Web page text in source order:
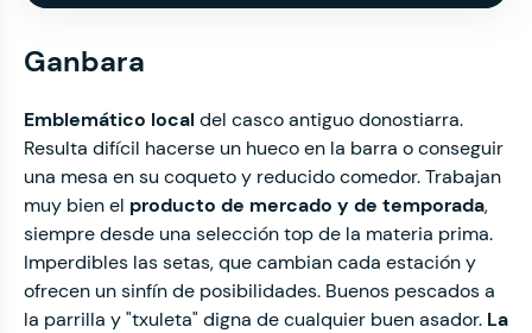
Ganbara
Emblemático localdel casco antiguo donostiarra.
Resulta difícil hacerse un hueco en la barra o conseguir
una mesa en su coqueto y reducido comedor.Trabajan
muy bien el producto de mercado y de temporada,
siempre desde una selección top de la materia prima.
Imperdibles las setas, que cambian cada estación y
ofrecen un sinfín de posibilidades. Buenos pescados a
la parrilla y "txuleta" digna de cualquier buen asador. La